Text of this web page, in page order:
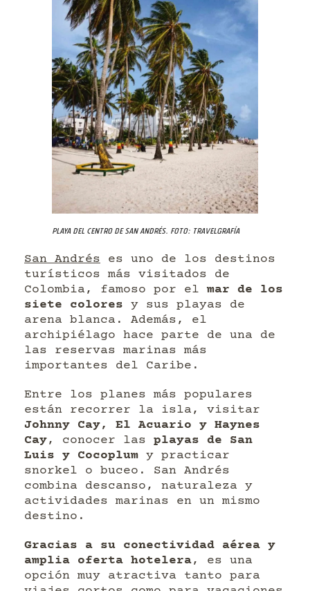
Playa del centro de San Andrés. Foto: Travelgrafía
San Andrés es uno de los destinos
turísticos más visitados de
Colombia, famoso por el mar de los
siete colores y sus playas de
arena blanca. Además, el
archipiélago hace parte de una de
las reservas marinas más
importantes del Caribe.
Entre los planes más populares
están recorrer la isla, visitar
Johnny Cay, El Acuario y Haynes
Cay, conocer las playas de San
Luis y Cocoplum y practicar
snorkel o buceo. San Andrés
combina descanso, naturaleza y
actividades marinas en un mismo
destino.
Gracias a su conectividad aérea y
amplia oferta hotelera, es una
opción muy atractiva tanto para